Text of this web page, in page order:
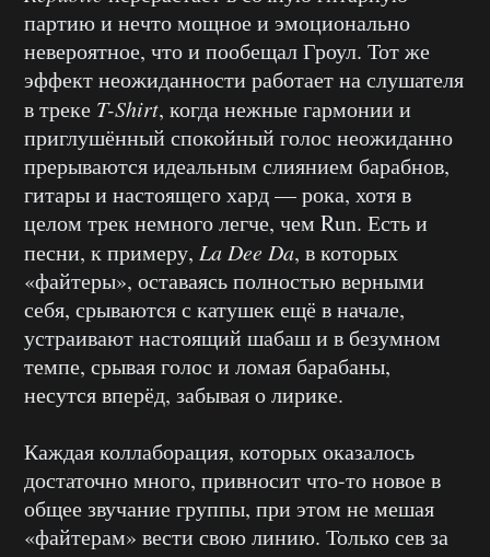
партию и нечто мощное и эмоционально
невероятное, что и пообещал Гроул. Тот же
эффект неожиданности работает на слушателя
в треке T-Shirt, когда нежные гармонии и
приглушённый спокойный голос неожиданно
прерываются идеальным слиянием барабнов,
гитары и настоящего хард — рока, хотя в
целом трек немного легче, чем Run. Есть и
песни, к примеру, La Dee Da, в которых
«файтеры», оставаясь полностью верными
себя, срываются с катушек ещё в начале,
устраивают настоящий шабаш и в безумном
темпе, срывая голос и ломая барабаны,
несутся вперёд, забывая о лирике.
Каждая коллаборация, которых оказалось
достаточно много, привносит что-то новое в
общее звучание группы, при этом не мешая
«файтерам» вести свою линию. Только сев за